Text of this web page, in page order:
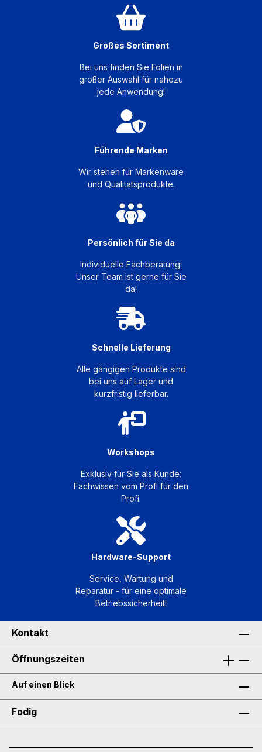
Großes Sortiment
Bei uns finden Sie Folien in
großer Auswahl für nahezu
jede Anwendung!
Führende Marken
Wir stehen für Markenware
und Qualitätsprodukte.
Persönlich für Sie da
Individuelle Fachberatung:
Unser Team ist gerne für Sie
da!
Schnelle Lieferung
Alle gängigen Produkte sind
bei uns auf Lager und
kurzfristig lieferbar.
Workshops
Exklusiv für Sie als Kunde:
Fachwissen vom Profi für den
Profi.
Hardware-Support
Service, Wartung und
Reparatur - für eine optimale
Betriebssicherheit!
Kontakt
Öffnungszeiten
Auf einen Blick
Fodig